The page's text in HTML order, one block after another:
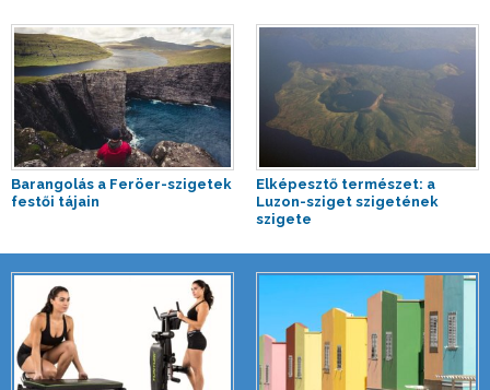
Barangolás a Feröer-szigetek
festői tájain
Elképesztő természet: a
Luzon-sziget szigetének
szigete